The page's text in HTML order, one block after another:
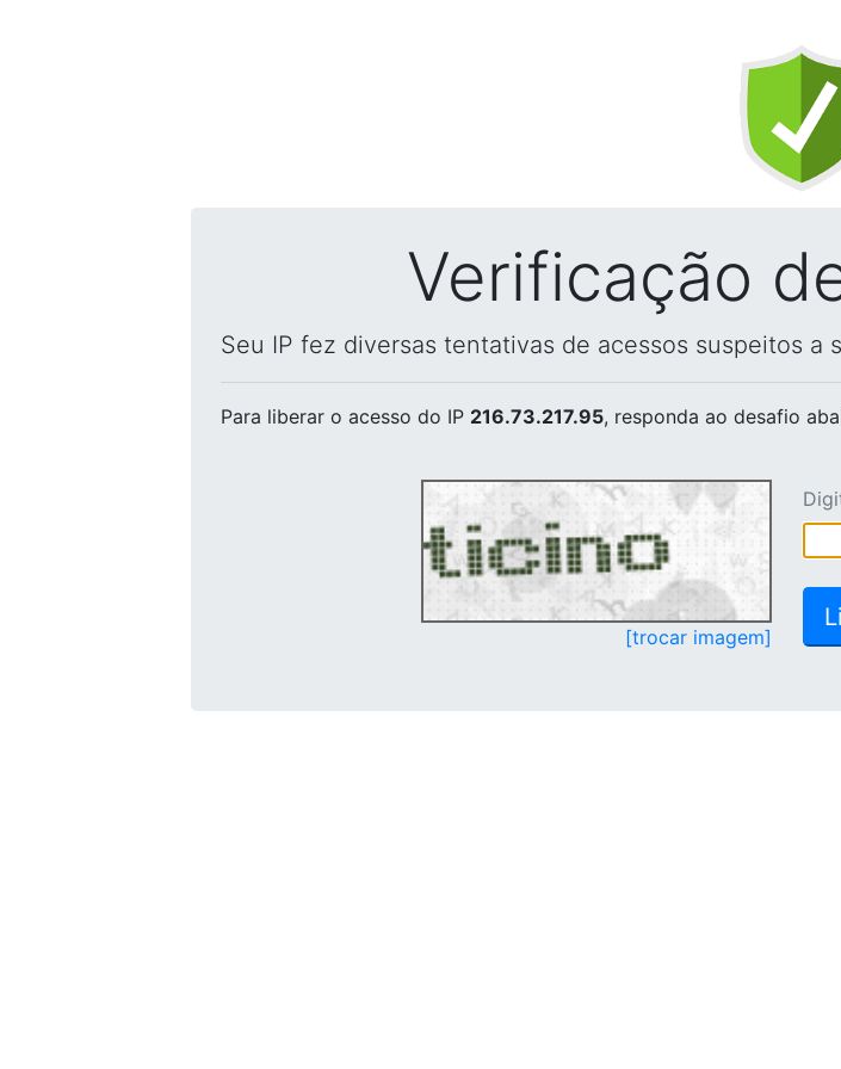
Verificação
Seu IP fez diversas tentativas de acessos suspeitos a
Para liberar o acesso do IP 216.73.217.95, responda ao desafio
[trocar imagem]